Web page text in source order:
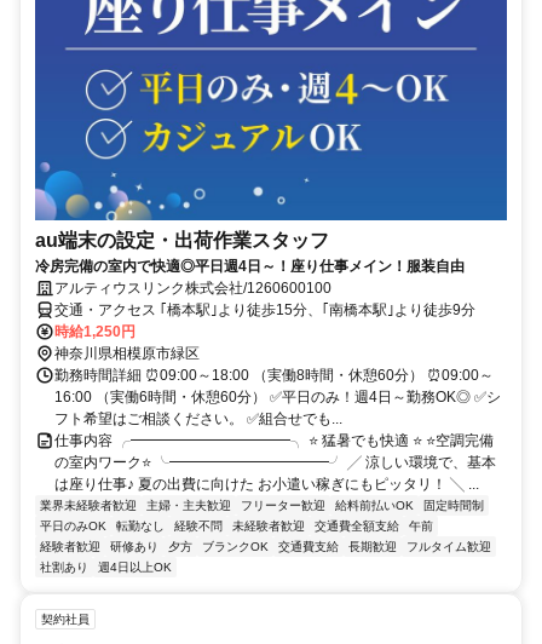
au端末の設定・出荷作業スタッフ
冷房完備の室内で快適◎平日週4日～！座り仕事メイン！服装自由
アルティウスリンク株式会社/1260600100
交通・アクセス ｢橋本駅｣より徒歩15分、｢南橋本駅｣より徒歩9分
時給1,250円
神奈川県相模原市緑区
勤務時間詳細 ⏰09:00～18:00 （実働8時間・休憩60分） ⏰09:00～
16:00 （実働6時間・休憩60分） ✅平日のみ！週4日～勤務OK◎ ✅シ
フト希望はご相談ください。 ✅組合せでも...
仕事内容 ╭━━━━━━━━━━━╮ ⭐ 猛暑でも快適 ⭐ ⭐空調完備
の室内ワーク⭐ ╰━━━━━━━━━━━╯ ╱ 涼しい環境で、基本
は座り仕事♪ 夏の出費に向けた お小遣い稼ぎにもピッタリ！ ╲ ...
業界未経験者歓迎 主婦・主夫歓迎 フリーター歓迎 給料前払いOK
固定時間制
平日のみOK
転勤なし 経験不問 未経験者歓迎 交通費全額支給
午前
経験者歓迎
研修あり 夕方 ブランクOK 交通費支給 長期歓迎
フルタイム歓迎
社割あり
週4日以上OK
契約社員